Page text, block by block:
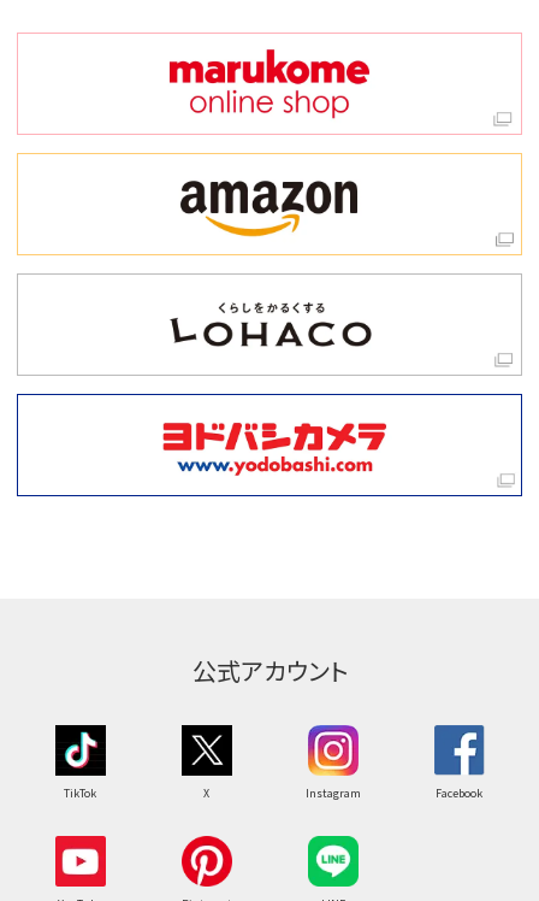
公式アカウント
TikTok X Instagram Facebook